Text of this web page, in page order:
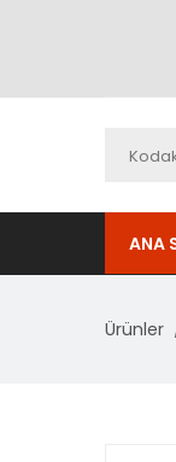
ANA
Ürünler